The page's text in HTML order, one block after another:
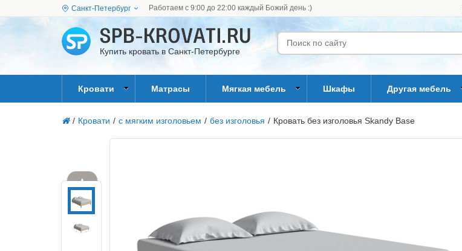
Санкт-Петербург Работаем с 9:00 до 22:00 каждый Божий день :)
Купить кровать в Санкт-Петербурге
Кровати Матрасы Мягкая мебель Шкафы Другая мебель
/ Кровати / с мягким изголовьем / без изголовья / Кровать без изголовья Skandy Base
▲